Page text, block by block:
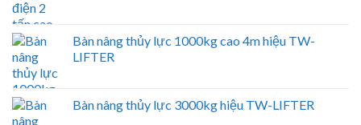
Bàn nâng thủy lực 1000kg cao 4m hiệu TW-
LIFTER
Bàn nâng thủy lực 3000kg hiệu TW-LIFTER